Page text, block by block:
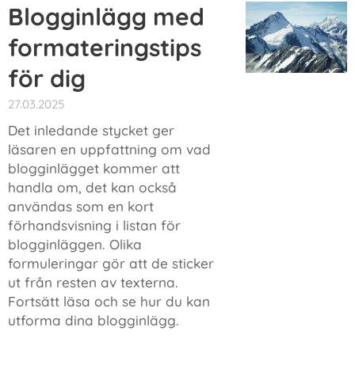
Blogginlägg med
formateringstips
för dig
27.03.2025
Det inledande stycket ger
läsaren en uppfattning om vad
blogginlägget kommer att
handla om, det kan också
användas som en kort
förhandsvisning i listan för
blogginläggen. Olika
formuleringar gör att de sticker
ut från resten av texterna.
Fortsätt läsa och se hur du kan
utforma dina blogginlägg.